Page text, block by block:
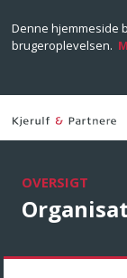
Denne hjemmeside
brugeroplevelsen.
OVERSIGT